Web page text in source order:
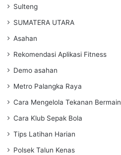
Sulteng
SUMATERA UTARA
Asahan
Rekomendasi Aplikasi Fitness
Demo asahan
Metro Palangka Raya
Cara Mengelola Tekanan Bermain
Cara Klub Sepak Bola
Tips Latihan Harian
Polsek Talun Kenas